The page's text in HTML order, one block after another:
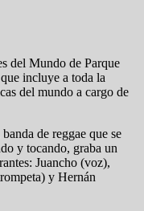
del Mundo de Parque
incluye a toda la
del mundo a cargo de
de reggae que se
y tocando, graba un
Juancho (voz),
y Hernán